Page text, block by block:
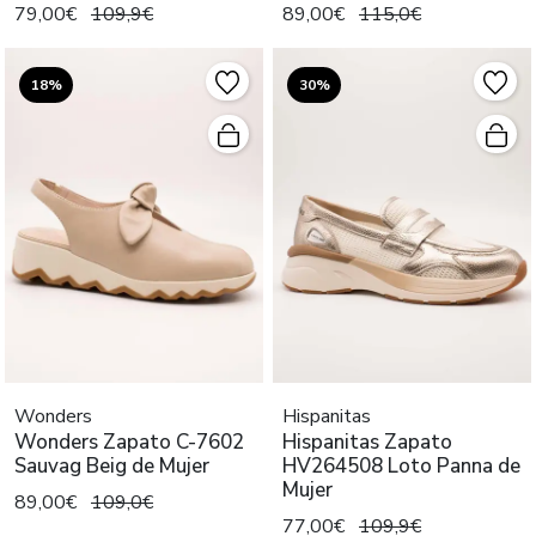
79,00€ 109,9€ 89,00€ 115,0€
18%
Wonders
Wonders Zapato C-7602
Sauvag Beig de Mujer
89,00€ 109,0€
30%
Hispanitas
Hispanitas Zapato
HV264508 Loto Panna de
Mujer
77,00€ 109,9€